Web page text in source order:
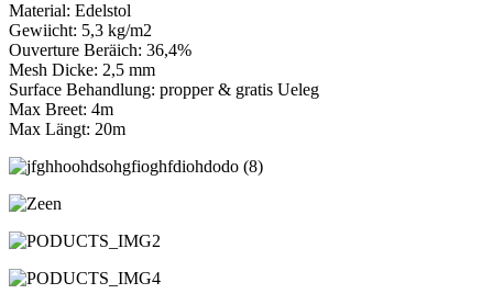
Material: Edelstol
Gewiicht: 5,3 kg/m2
Ouverture Beräich: 36,4%
Mesh Dicke: 2,5 mm
Surface Behandlung: propper & gratis Ueleg
Max Breet: 4m
Max Längt: 20m